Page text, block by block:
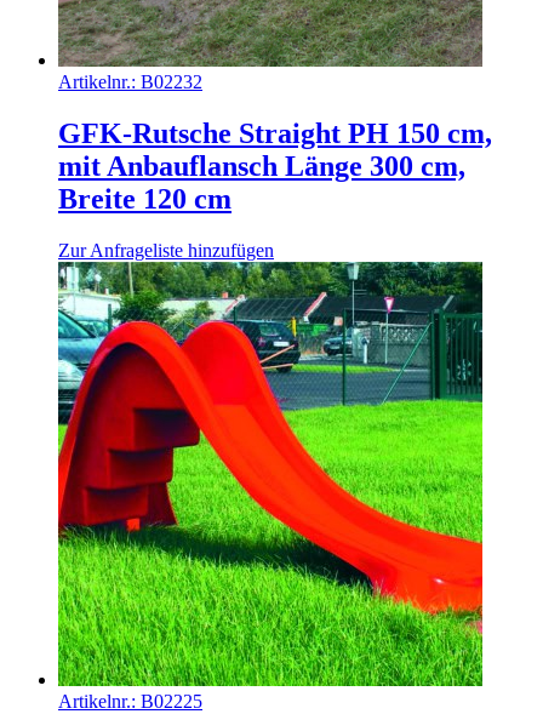
Artikelnr.: B02232
GFK-Rutsche Straight PH 150 cm,
mit Anbauflansch Länge 300 cm,
Breite 120 cm
Zur Anfrageliste hinzufügen
Artikelnr.: B02225